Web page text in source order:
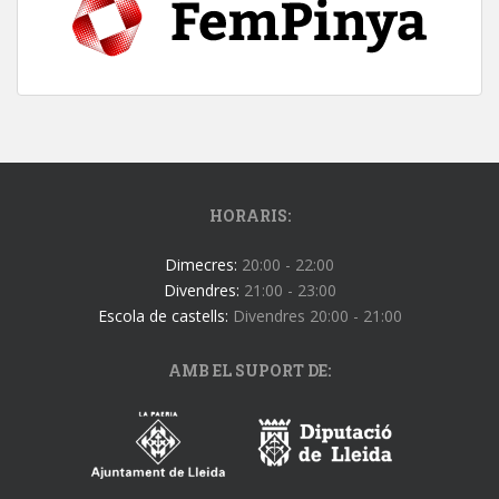
HORARIS:
Dimecres: 20:00 - 22:00
Divendres: 21:00 - 23:00
Escola de castells: Divendres 20:00 - 21:00
AMB EL SUPORT DE: